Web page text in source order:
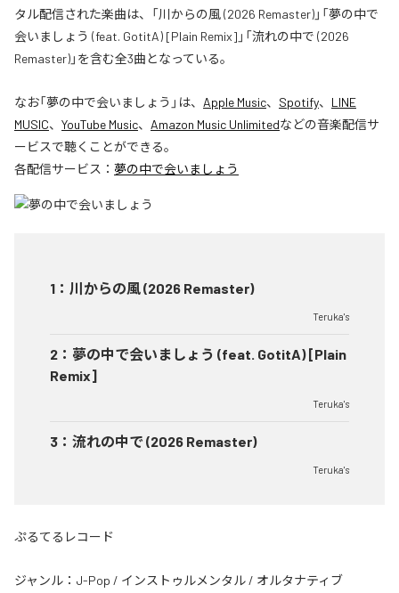
タル配信された楽曲は、「川からの風 (2026 Remaster)」「夢の中で
会いましょう (feat. GotitA) [Plain Remix]」「流れの中で (2026
Remaster)」を含む全3曲となっている。
なお「夢の中で会いましょう 」は、 Apple Music、 Spotify、 LINE
MUSIC、 YouTube Music、 Amazon Music Unlimitedなどの音楽配信サ
ービスで聴くことができる。
各配信サービス： 夢の中で会いましょう
1 ： 川からの風 (2026 Remaster)
Teruka's
2 ： 夢の中で会いましょう (feat. GotitA) [Plain
Remix]
Teruka's
3 ： 流れの中で (2026 Remaster)
Teruka's
ぷるてるレコード
ジャンル： J-Pop / インストゥルメンタル / オルタナティブ